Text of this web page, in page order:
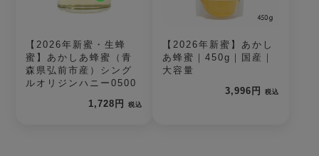
【2026年新蜜・生蜂
蜜】あかしあ蜂蜜（青
森県弘前市産）シング
ルオリジンハニー0500
1,728円
税込
【2026年新蜜】あかし
あ蜂蜜｜450g｜国産｜
大容量
3,996円
税込